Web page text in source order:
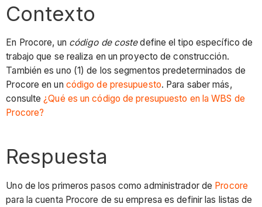
Contexto
En Procore, un código de costedefine el tipo específico de
trabajo que se realiza en un proyecto de construcción.
También es uno (1) de los segmentos predeterminados de
Procore en un código de presupuesto. Para saber más,
consulte¿Qué es un código de presupuesto en la WBS de
Procore?
Respuesta
Uno de los primeros pasos como administrador de Procore
para la cuenta Procore de su empresa es definir las listas de